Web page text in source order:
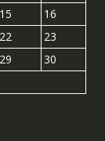
15
16
22
23
29
30